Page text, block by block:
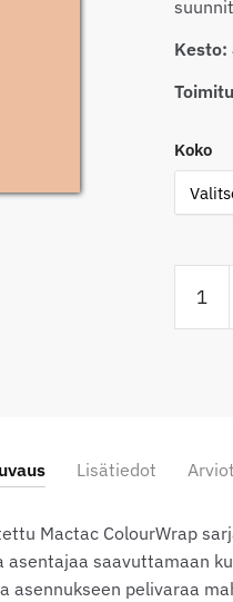
Kesto:
Koko
MM71
Lisätiedot Arviot
Mactac ColourWrap
saavuttamaan
asennukseen pelivaraa